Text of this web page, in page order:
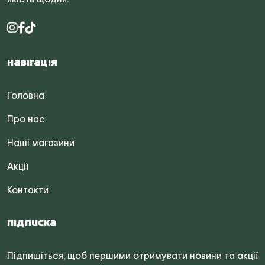
Навігація
Головна
Про нас
Наші магазини
Акції
Контакти
Підписка
Підпишіться, щоб першими отримувати новини та акції